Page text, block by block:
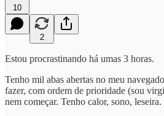
10
2
Estou procrastinando há umas 3 horas.
Tenho mil abas abertas no meu
fazer, com ordem de prioridade (sou
nem começar. Tenho calor, sono, leseira.